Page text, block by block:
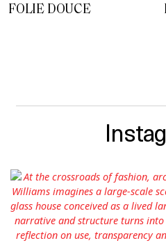
FOLIE DOUCE